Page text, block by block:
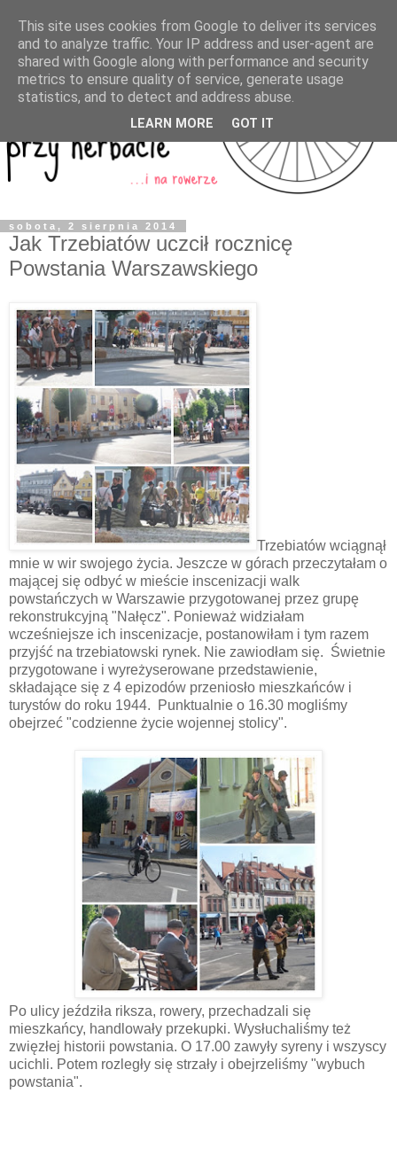
sobota, 2 sierpnia 2014
Jak Trzebiatów uczcił rocznicę
Powstania Warszawskiego
Trzebiatów wciągnął
mnie w wir swojego życia. Jeszcze w górach przeczytałam o
mającej się odbyć w mieście inscenizacji walk
powstańczych w Warszawie przygotowanej przez grupę
rekonstrukcyjną "Nałęcz". Ponieważ widziałam
wcześniejsze ich inscenizacje, postanowiłam i tym razem
przyjść na trzebiatowski rynek. Nie zawiodłam się. Świetnie
przygotowane i wyreżyserowane przedstawienie,
składające się z 4 epizodów przeniosło mieszkańców i
turystów do roku 1944. Punktualnie o 16.30 mogliśmy
obejrzeć "codzienne życie wojennej stolicy".
Po ulicy jeździła riksza, rowery, przechadzali się
mieszkańcy, handlowały przekupki. Wysłuchaliśmy też
zwięzłej historii powstania. O 17.00 zawyły syreny i wszyscy
ucichli. Potem rozległy się strzały i obejrzeliśmy "wybuch
powstania".
This site uses cookies from Google to deliver its services
and to analyze traffic. Your IP address and user-agent are
shared with Google along with performance and security
metrics to ensure quality of service, generate usage
statistics, and to detect and address abuse.
LEARN MORE GOT IT